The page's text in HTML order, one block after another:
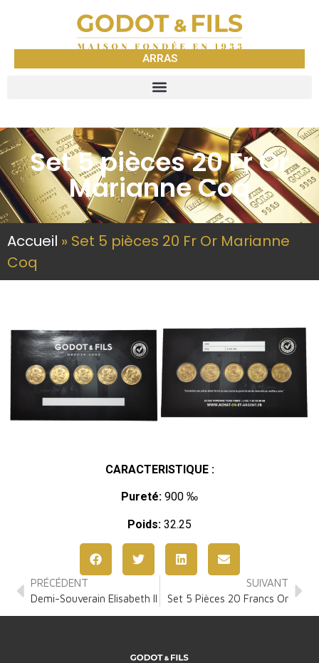
ARRAS
Set 5 pièces 20 Fr Or
Marianne Coq
Accueil » Set 5 pièces 20 Fr Or Marianne
Coq
CARACTERISTIQUE :
Pureté: 900 ‰
Poids: 32.25
PRÉCÉDENT
Demi-Souverain Elisabeth II
SUIVANT
Set 5 Pièces 20 Francs Or